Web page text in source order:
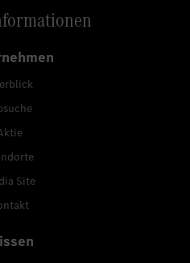
Site